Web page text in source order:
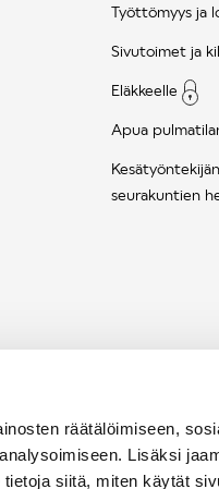
räätälöimiseen,
Lisäksi
siitä, miten käytät
Työttömyys ja
Sivutoimet ja
Eläkkeelle
Apua
seurakuntien